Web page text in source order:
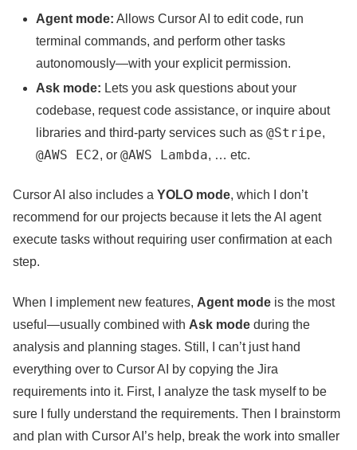
Agent mode: Allows Cursor AI to edit code, run
terminal commands, and perform other tasks
autonomously—with your explicit permission.
Ask mode: Lets you ask questions about your
codebase, request code assistance, or inquire about
libraries and third-party services such as@Stripe,
@AWS EC2, or@AWS Lambda, … etc.
Cursor AI also includes a YOLO mode, which I don’t
recommend for our projects because it lets the AI agent
execute tasks without requiring user confirmation at each
step.
When I implement new features, Agent mode is the most
useful—usually combined with Ask mode during the
analysis and planning stages. Still, I can’t just hand
everything over to Cursor AI by copying the Jira
requirements into it. First, I analyze the task myself to be
sure I fully understand the requirements. Then I brainstorm
and plan with Cursor AI’s help, break the work into smaller